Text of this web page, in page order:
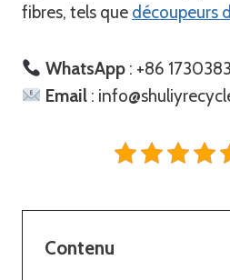
fibres, tels que découpeurs
WhatsApp: +86
Email:
Contenu